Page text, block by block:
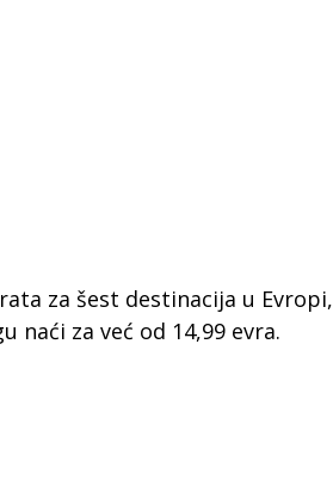
za šest destinacija u Evropi,
naći za već od 14,99 evra.